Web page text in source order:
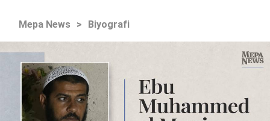
Mepa News > Biyografi